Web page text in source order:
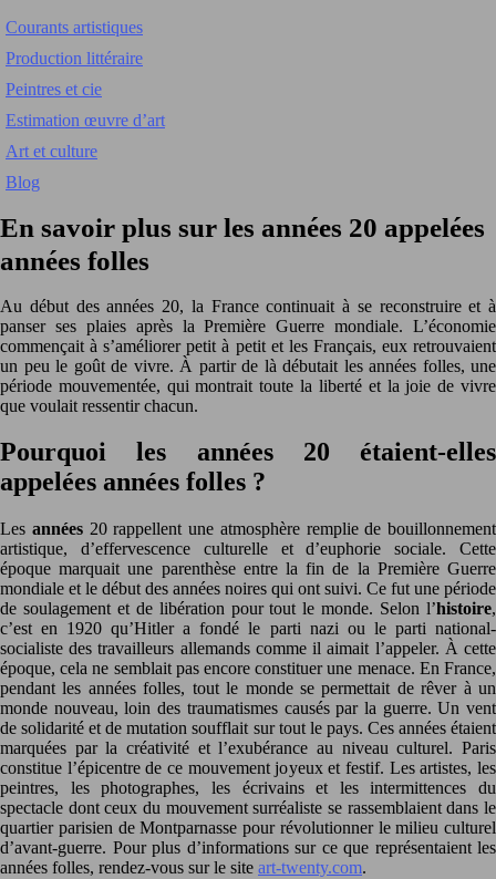
Courants artistiques
Production littéraire
Peintres et cie
Estimation œuvre d’art
Art et culture
Blog
En savoir plus sur les années 20 appelées
années folles
Au début des années 20, la France continuait à se reconstruire et à
panser ses plaies après la Première Guerre mondiale. L’économie
commençait à s’améliorer petit à petit et les Français, eux retrouvaient
un peu le goût de vivre. À partir de là débutait les années folles, une
période mouvementée, qui montrait toute la liberté et la joie de vivre
que voulait ressentir chacun.
Pourquoi les années 20 étaient-elles
appelées années folles ?
Les années 20 rappellent une atmosphère remplie de bouillonnement
artistique, d’effervescence culturelle et d’euphorie sociale. Cette
époque marquait une parenthèse entre la fin de la Première Guerre
mondiale et le début des années noires qui ont suivi. Ce fut une période
de soulagement et de libération pour tout le monde. Selon l’histoire,
c’est en 1920 qu’Hitler a fondé le parti nazi ou le parti national-
socialiste des travailleurs allemands comme il aimait l’appeler. À cette
époque, cela ne semblait pas encore constituer une menace. En France,
pendant les années folles, tout le monde se permettait de rêver à un
monde nouveau, loin des traumatismes causés par la guerre. Un vent
de solidarité et de mutation soufflait sur tout le pays. Ces années étaient
marquées par la créativité et l’exubérance au niveau culturel. Paris
constitue l’épicentre de ce mouvement joyeux et festif. Les artistes, les
peintres, les photographes, les écrivains et les intermittences du
spectacle dont ceux du mouvement surréaliste se rassemblaient dans le
quartier parisien de Montparnasse pour révolutionner le milieu culturel
d’avant-guerre. Pour plus d’informations sur ce que représentaient les
années folles, rendez-vous sur le site art-twenty.com.